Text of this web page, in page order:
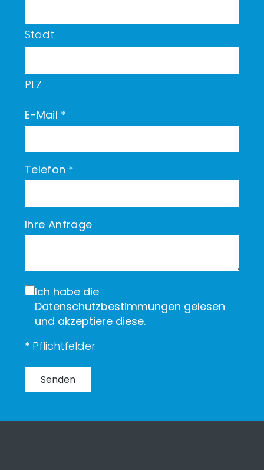
Stadt
PLZ
E-Mail *
Telefon *
Ihre Anfrage
Ich habe die
Datenschutzbestimmungen gelesen
und akzeptiere diese.
* Pflichtfelder